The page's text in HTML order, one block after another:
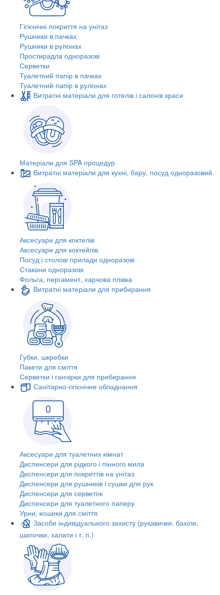
Гігієнічні покриття на унітаз
Рушники в пачках
Рушники в рулонах
Простирадла одноразові
Серветки
Туалетний папір в пачках
Туалетний папір в рулонах
Витратні матеріали для готелів і салонів краси
Матеріали для SPA процедур
Витратні матеріали для кухні, бару, посуд одноразовий
Аксесуари для коктелів
Аксесуари для коктейлів
Посуд і столові прилади одноразові
Стакани одноразові
Фольга, пергамент, харчова плівка
Витратні матеріали для прибирання
Губки, шкребки
Пакети для сміття
Серветки і ганчірки для прибирання
Санітарно-гігієнічне обладнання
Аксесуари для туалетних кімнат
Диспенсери для рідкого і пінного мила
Диспенсери для покриттів на унітаз
Диспенсери для рушників і сушки для рук
Диспенсери для серветок
Диспенсери для туалетного паперу
Урни, кошики для сміття
Засоби індивідуального захисту (рукавички, бахіли,
шапочки, халати і т. п.)